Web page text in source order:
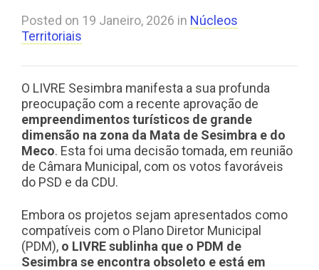
Posted on 19 Janeiro, 2026 in Núcleos
Territoriais
O LIVRE Sesimbra manifesta a sua profunda
preocupação com a recente aprovação de
empreendimentos turísticos de grande
dimensão na zona da Mata de Sesimbra e do
Meco. Esta foi uma decisão tomada, em reunião
de Câmara Municipal, com os votos favoráveis
do PSD e da CDU.
Embora os projetos sejam apresentados como
compatíveis com o Plano Diretor Municipal
(PDM), o LIVRE sublinha que o PDM de
Sesimbra se encontra obsoleto e está em